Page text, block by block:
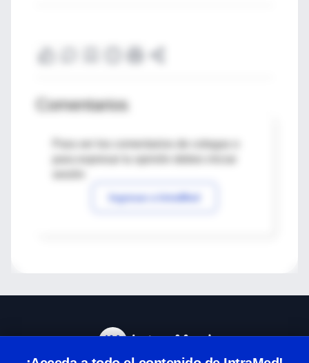
Comentarios
Para ver los comentarios de colegas o
Ingresar a IntraMed